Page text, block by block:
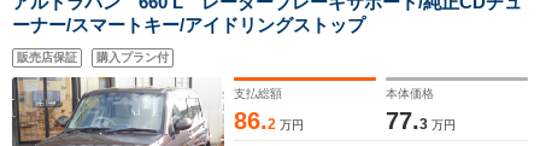
ーナー/スマートキー/アイドリングストップ
販売店保証 購入プラン付
支払総額
86.2 万円
本体価格
77.3 万円